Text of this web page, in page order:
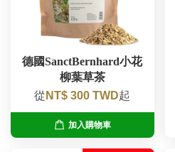
德國SanctBernhard小花
柳葉草茶
從 NT$ 300 TWD起
加入購物車